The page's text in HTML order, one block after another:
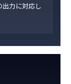
出力に対応し